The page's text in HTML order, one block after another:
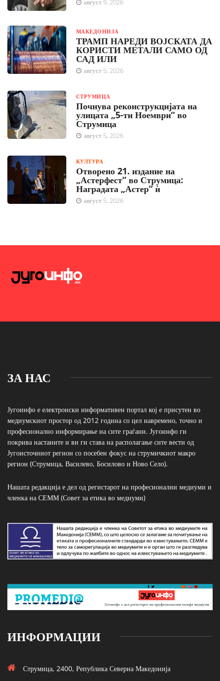
август 9, 2026
МАКЕДОНИЈА
ТРАМП НАРЕДИ ВОЈСКАТА ДА
КОРИСТИ МЕТАЛИ САМО ОД
САД ИЛИ
август 5, 2026
СТРУМИЦА
Почнува реконструкцијата на
улицата „5-ти Ноември“ во
Струмица
август 5, 2026
КУЛТУРА
Отворено 21. издание на
„Астерфест“ во Струмица:
Наградата „Астер“ ѝ
август 5, 2026
ЗА НАС
Југоинфо е електронски информативен портал кој е присутен во
медиумскиот простор од 2012 година со цел навремено, точно и
професионално информирање на сите граѓани. Југоинфо ги
покрива настаните и ви ги става на располагање сите вести од
Југоисточниот регион со посебен фокус на струмичкиот макро
регион (Струмица, Василево, Босилово и Ново Село).
Нашата редакција е дел од регистарот на професионални медиуми и
членка на СЕММ (Совет за етика во медиуми)
ИНФОРМАЦИИ
Струмица, 2400, Република Северна Македонија